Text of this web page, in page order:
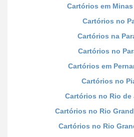
Cartórios em Minas
Cartórios no
Cartórios na
Cartórios no
Cartórios em
Cartórios no
Cartórios no Rio de
Cartórios no Rio
Cartórios no Rio